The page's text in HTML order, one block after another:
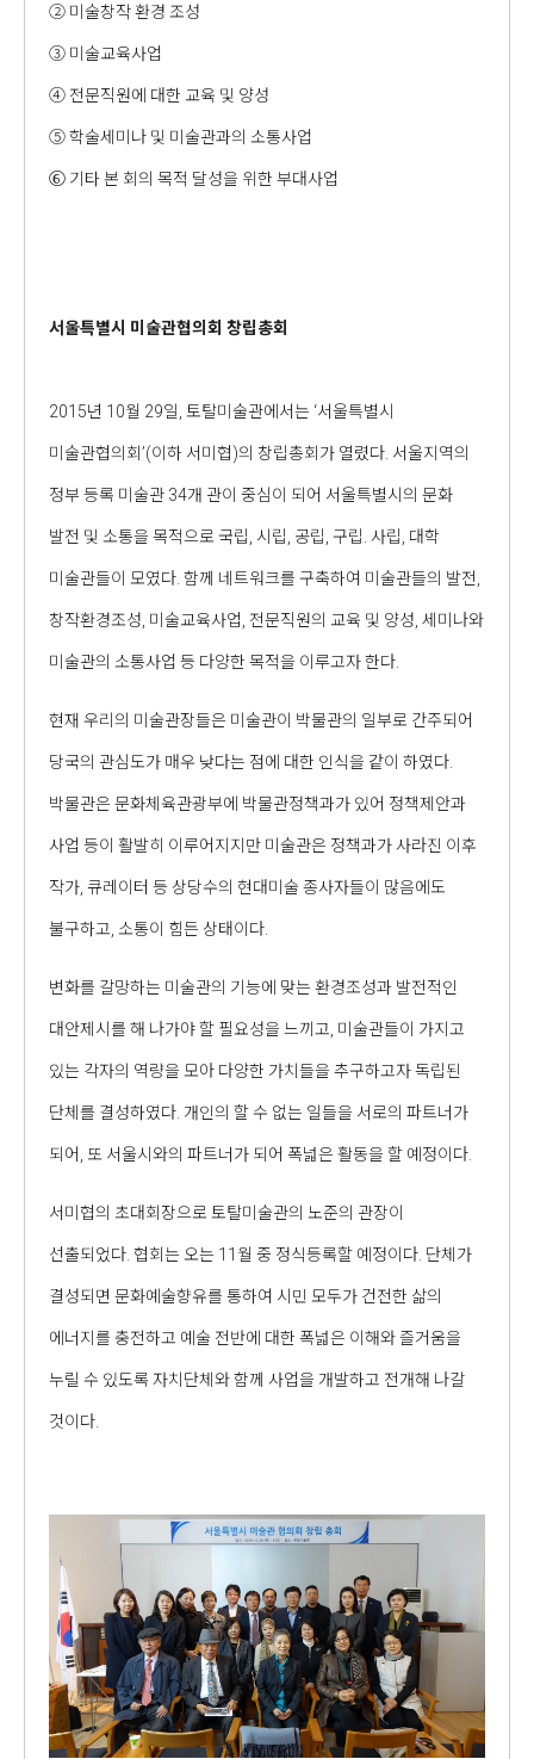
② 미술창작 환경 조성
③ 미술교육사업
④ 전문직원에 대한 교육 및 양성
⑤ 학술세미나 및 미술관과의 소통사업
⑥ 기타 본 회의 목적 달성을 위한 부대사업
서울특별시 미술관협의회 창립총회
2015년 10월 29일, 토탈미술관에서는 ‘서울특별시
미술관협의회’(이하 서미협)의 창립총회가 열렸다. 서울지역의
정부 등록 미술관 34개 관이 중심이 되어 서울특별시의 문화
발전 및 소통을 목적으로 국립, 시립, 공립, 구립. 사립, 대학
미술관들이 모였다. 함께 네트워크를 구축하여 미술관들의 발전,
창작환경조성, 미술교육사업, 전문직원의 교육 및 양성, 세미나와
미술관의 소통사업 등 다양한 목적을 이루고자 한다.
현재 우리의 미술관장들은 미술관이 박물관의 일부로 간주되어
당국의 관심도가 매우 낮다는 점에 대한 인식을 같이 하였다.
박물관은 문화체육관광부에 박물관정책과가 있어 정책제안과
사업 등이 활발히 이루어지지만 미술관은 정책과가 사라진 이후
작가, 큐레이터 등 상당수의 현대미술 종사자들이 많음에도
불구하고, 소통이 힘든 상태이다.
변화를 갈망하는 미술관의 기능에 맞는 환경조성과 발전적인
대안제시를 해 나가야 할 필요성을 느끼고, 미술관들이 가지고
있는 각자의 역량을 모아 다양한 가치들을 추구하고자 독립된
단체를 결성하였다. 개인의 할 수 없는 일들을 서로의 파트너가
되어, 또 서울시와의 파트너가 되어 폭넓은 활동을 할 예정이다.
서미협의 초대회장으로 토탈미술관의 노준의 관장이
선출되었다. 협회는 오는 11월 중 정식등록할 예정이다. 단체가
결성되면 문화예술향유를 통하여 시민 모두가 건전한 삶의
에너지를 충전하고 예술 전반에 대한 폭넓은 이해와 즐거움을
누릴 수 있도록 자치단체와 함께 사업을 개발하고 전개해 나갈
것이다.